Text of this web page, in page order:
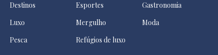
Destinos Esportes
Gastronomia
Luxo
Mergulho
Moda
Pesca
Refúgios de luxo